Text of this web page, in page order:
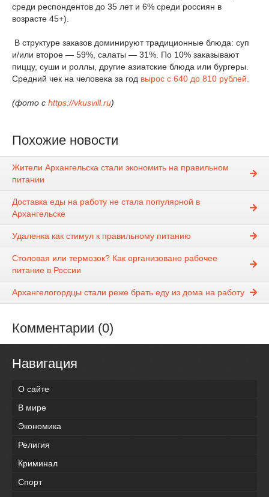
среди респондентов до 35 лет и 6% среди россиян в
возрасте 45+).
В структуре заказов доминируют традиционные блюда: суп
и/или второе — 59%, салаты — 31%. По 10% заказывают
пиццу, суши и роллы, другие азиатские блюда или бургеры.
Средний чек на человека за год вырос с 640 до 810 рублей.
(фото с https://vkusvill.ru)
Похожие новости
Жители Архангельска стали экономить на правильном
питании
Доставка еды на работу не стала популярной в
Архангельске
Удаленка как стимул к правильному питанию
Столовая или термозок? Как организовано рабочее
питание в России
Архангелогордцы стали реже брать еду из дома на работу
Комментарии (0)
Навигация
О сайте
В мире
Экономика
Религия
Криминал
Спорт